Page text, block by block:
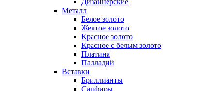
Дизайнерские
Металл
Белое золото
Желтое золото
Красное золото
Красное с белым золото
Платина
Палладий
Вставки
Бриллианты
Сапфиры